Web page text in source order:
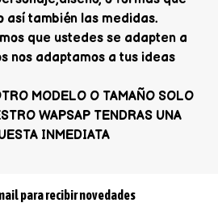
así también las medidas.
que ustedes se adapten a
nos adaptamos a tus ideas
MODELO O TAMAÑO SOLO
WAPSAP TENDRAS UNA
INMEDIATA
para recibir novedades